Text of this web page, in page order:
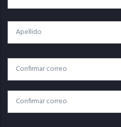
Apellido
Correo
Electrónico
Correo Electrónico
Confirmar Correo